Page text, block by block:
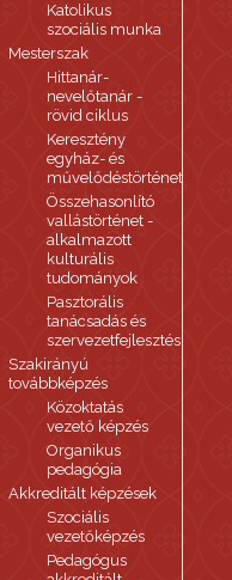
Katolikus
szociális munka
Mesterszak
Hittanár-
nevelőtanár -
rövid ciklus
Keresztény
egyház- és
művelődéstörténet
Összehasonlító
vallástörténet -
alkalmazott
kulturális
tudományok
Pasztorális
tanácsadás és
szervezetfejlesztés
Szakirányú
továbbképzés
Közoktatás
vezető képzés
Organikus
pedagógia
Akkreditált képzések
Szociális
vezetőképzés
Pedagógus